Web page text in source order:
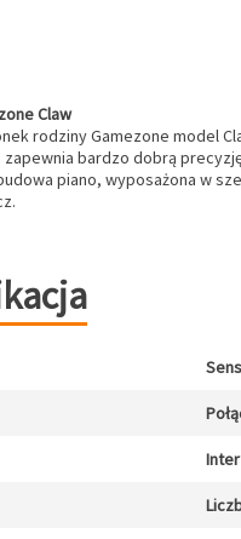
Claw
rodziny Gamezone model
zapewnia bardzo dobrą
piano, wyposażona w